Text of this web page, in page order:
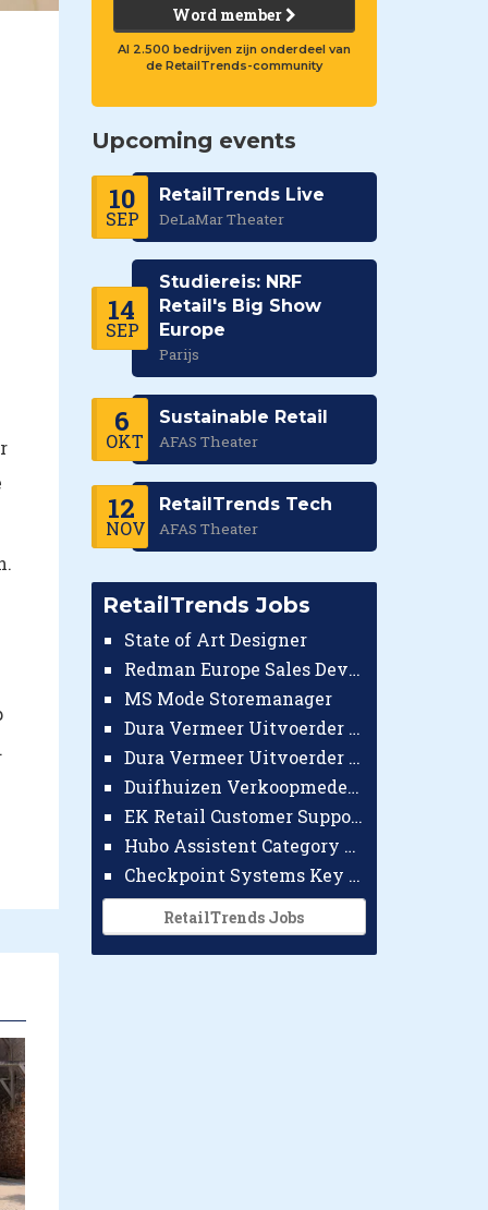
Word member
Al 2.500 bedrijven zijn onderdeel van
de RetailTrends-community
Upcoming events
10
SEP
RetailTrends Live
DeLaMar Theater
14
SEP
Studiereis: NRF
Retail's Big Show
Europe
Parijs
6
OKT
Sustainable Retail
AFAS Theater
12
NOV
RetailTrends Tech
AFAS Theater
RetailTrends Jobs
State of Art Designer
Redman Europe Sales Developer (Europe)
MS Mode Storemanager
Dura Vermeer Uitvoerder GWW Amsterdam
Dura Vermeer Uitvoerder Civiel Nijmegen
Duifhuizen Verkoopmedewerker Ridderkerk
EK Retail Customer Support Omnichannel
Hubo Assistent Category Manager
Checkpoint Systems Key Accountmanager Benelux
RetailTrends Jobs